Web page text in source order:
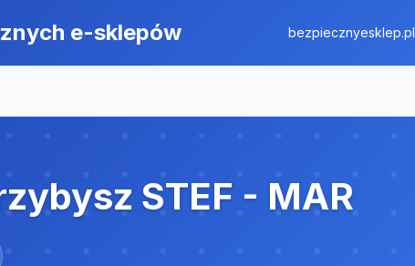
e-sklepów bezpiecznyesklep.pl
STEF - MAR